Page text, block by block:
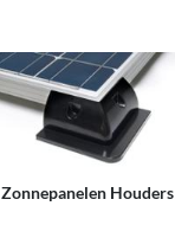
Zonnepanelen Houders